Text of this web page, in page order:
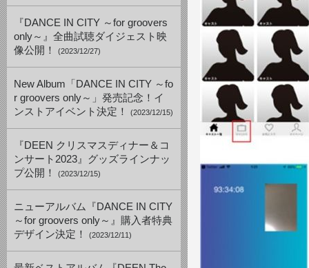
『DANCE IN CITY ～for groovers
only～』全曲試聴ダイジェスト映
像公開！
(2023/12/27)
New Album「DANCE IN CITY ～fo
r groovers only～」発売記念！イ
ンストアイベント決定！
(2023/12/15)
『DEEN クリスマスディナー＆コ
ンサート2023』グッズラインナッ
プ公開！
(2023/12/15)
ニューアルバム『DANCE IN CITY
～for groovers only～』購入者特典
デザイン決定！
(2023/12/11)